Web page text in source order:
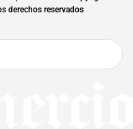
derechos reservados